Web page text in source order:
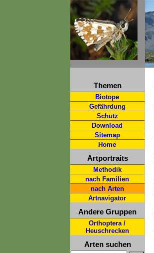
Themen
Biotope
Gefährdung
Schutz
Download
Sitemap
Home
Artportraits
Methodik
nach Familien
nach Arten
Artnavigator
Andere Gruppen
Orthoptera /
Heuschrecken
Arten suchen